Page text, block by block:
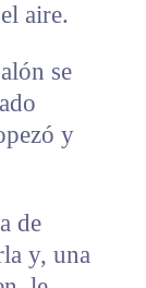
aire.
se
y
de
y, una